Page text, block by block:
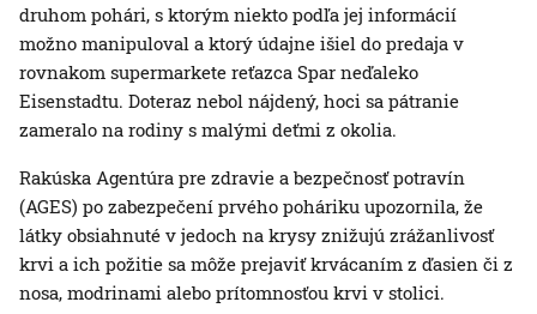
druhom pohári, s ktorým niekto podľa jej informácií
možno manipuloval a ktorý údajne išiel do predaja v
rovnakom supermarkete reťazca Spar neďaleko
Eisenstadtu. Doteraz nebol nájdený, hoci sa pátranie
zameralo na rodiny s malými deťmi z okolia.
Rakúska Agentúra pre zdravie a bezpečnosť potravín
(AGES) po zabezpečení prvého poháriku upozornila, že
látky obsiahnuté v jedoch na krysy znižujú zrážanlivosť
krvi a ich požitie sa môže prejaviť krvácaním z ďasien či z
nosa, modrinami alebo prítomnosťou krvi v stolici.